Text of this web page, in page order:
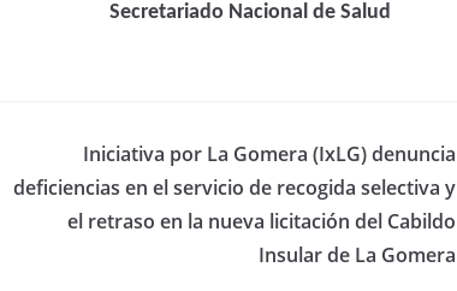
Secretariado Nacional de Salud
Iniciativa por La Gomera (IxLG) denuncia
deficiencias en el servicio de recogida selectiva y
el retraso en la nueva licitación del Cabildo
Insular de La Gomera